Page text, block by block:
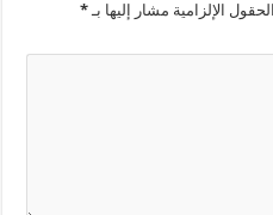
الحقول الإلزامية مشار إليها بـ*